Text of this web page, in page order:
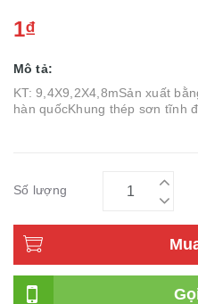
1₫
Mô tả:
KT: 9,4X9,2X4,8mSản xuất
hàn quốcKhung thép sơn tĩnh
Số lượng